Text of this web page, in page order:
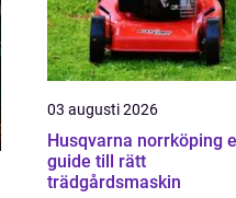
03 augusti 2026
Husqvarna norrköping en
guide till rätt
trädgårdsmaskin